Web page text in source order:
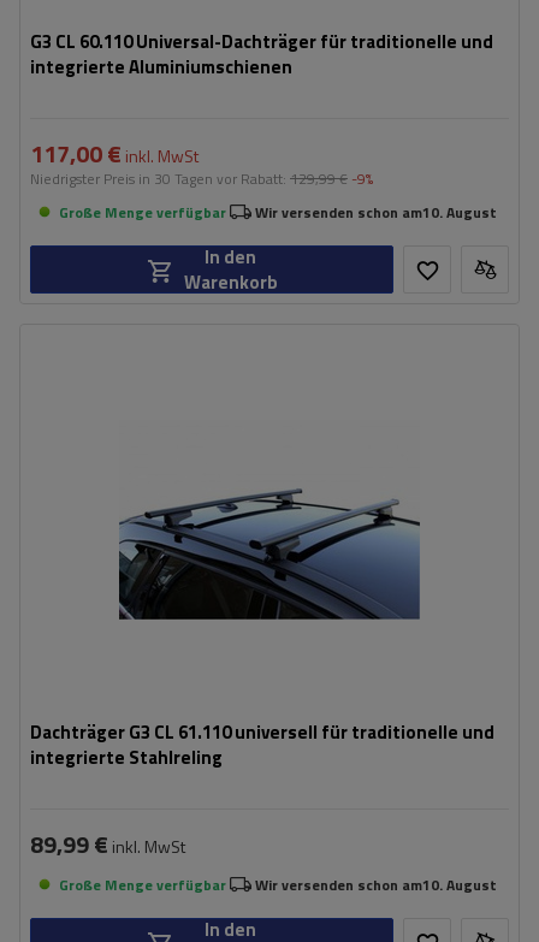
G3 CL 60.110 Universal-Dachträger für traditionelle und
integrierte Aluminiumschienen
117,00 € inkl. MwSt
Niedrigster Preis in 30 Tagen vor Rabatt: 129,99 € -9%
Große Menge verfügbar
Wir versenden schon am10. August
In den
Warenkorb
Dachträger G3 CL 61.110 universell für traditionelle und
integrierte Stahlreling
89,99 € inkl. MwSt
Große Menge verfügbar Wir versenden schon am10. August
In den